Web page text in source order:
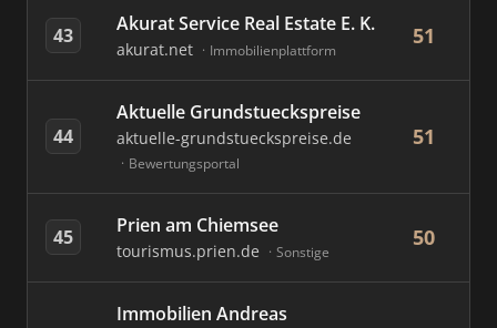
43 Akurat Service Real Estate E. K.
akurat.net Immobilienplattform
51
44
Aktuelle Grundstueckspreise
aktuelle-grundstueckspreise.de
Bewertungsportal
51
45 Prien am Chiemsee
tourismus.prien.de Sonstige
50
Immobilien Andreas